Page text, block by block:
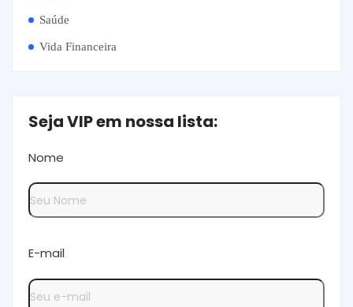
Saúde
Vida Financeira
Seja VIP em nossa lista:
Nome
E-mail